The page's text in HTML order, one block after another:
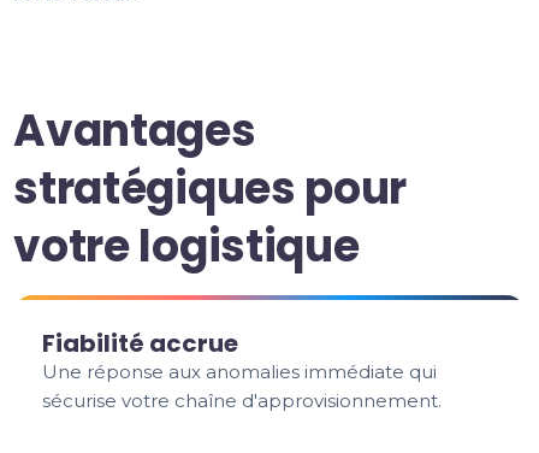
Avantages
stratégiques pour
votre logistique
Fiabilité accrue
Une réponse aux anomalies immédiate qui
sécurise votre chaîne d'approvisionnement.